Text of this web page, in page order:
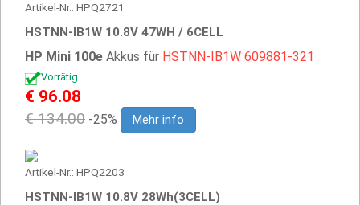
Artikel-Nr.: HPQ2721
HSTNN-IB1W 10.8V 47WH / 6CELL
HP Mini 100e Akkus für HSTNN-IB1W 609881-321
Vorrätig
€ 96.08
€ 134.00 -25% Mehr info
Artikel-Nr.: HPQ2203
HSTNN-IB1W 10.8V 28Wh(3CELL)